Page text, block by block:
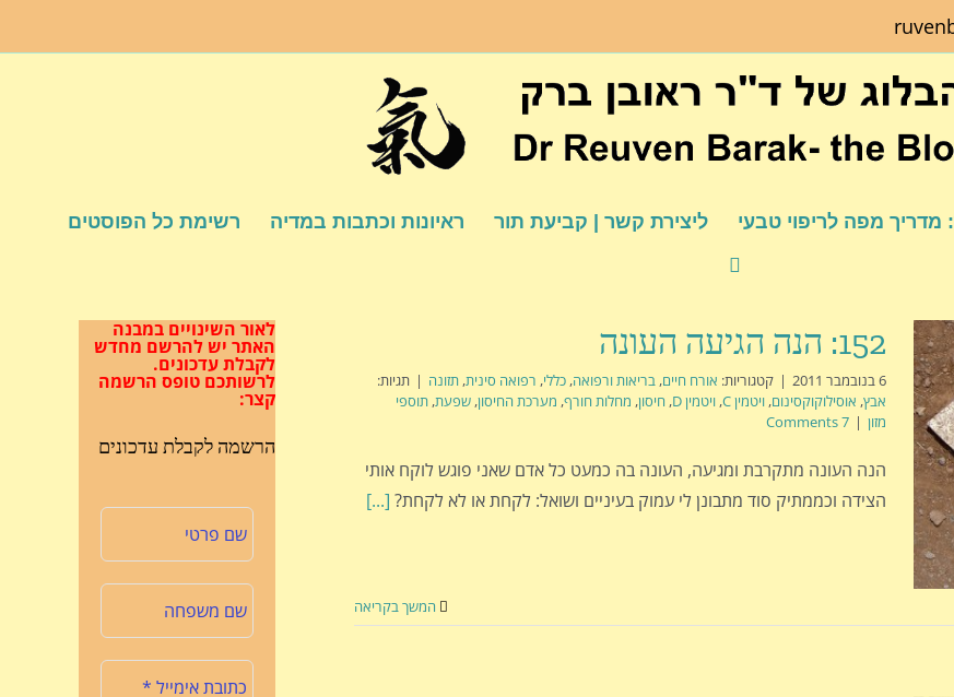
מפה לריפוי טבעי ליצירת קשר | קביעת תור ראיונות וכתבות במדיה רשימת כל הפוסטים
152: הנה הגיעה העונה
6 בנובמבר 2011 | קטגוריות: אורח חיים, בריאות ורפואה, כללי, רפואה סינית, תזונה | תגיות:
אבץ, אוסילוקוקסינום, ויטמין C , ויטמין D , חיסון, מחלות חורף, מערכת החיסון, שפעת, תוספי
מזון |
7 Comments
הנה העונה מתקרבת ומגיעה, העונה בה כמעט כל אדם שאני פוגש לוקח אותי
הצידה וכממתיק סוד מתבונן לי עמוק בעיניים ושואל: לקחת או לא לקחת? [...]
המשך בקריאה
לאור השינויים במבנה
האתר יש להרשם מחדש
לקבלת עדכונים.
לרשותכם טופס הרשמה
קצר:
הרשמה לקבלת עדכונים